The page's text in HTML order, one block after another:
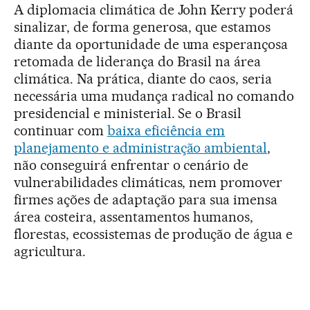
A diplomacia climática de John Kerry poderá
sinalizar, de forma generosa, que estamos
diante da oportunidade de uma esperançosa
retomada de liderança do Brasil na área
climática. Na prática, diante do caos, seria
necessária uma mudança radical no comando
presidencial e ministerial. Se o Brasil
continuar com baixa eficiência em
planejamento e administração ambiental,
não conseguirá enfrentar o cenário de
vulnerabilidades climáticas, nem promover
firmes ações de adaptação para sua imensa
área costeira, assentamentos humanos,
florestas, ecossistemas de produção de água e
agricultura.